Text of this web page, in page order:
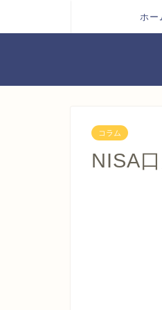
ホー
コラム
NISA